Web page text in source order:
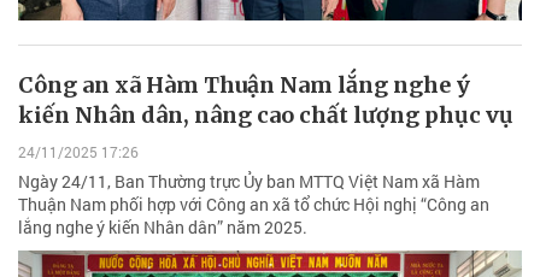
Công an xã Hàm Thuận Nam lắng nghe ý
kiến Nhân dân, nâng cao chất lượng phục vụ
24/11/2025 17:26
Ngày 24/11, Ban Thường trực Ủy ban MTTQ Việt Nam xã Hàm
Thuận Nam phối hợp với Công an xã tổ chức Hội nghị “Công an
lắng nghe ý kiến Nhân dân” năm 2025.